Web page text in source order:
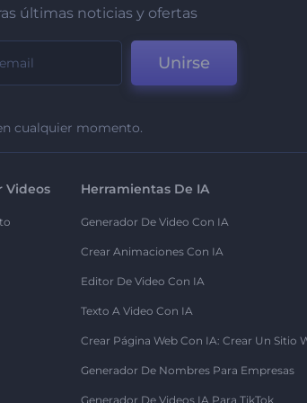
últimas noticias y ofertas
Unirse
cualquier momento.
Videos Herramientas De IA
Generador De Video Con IA
Crear Animaciones Con IA
Editor De Video Con IA
Texto A Video Con IA
Crear Página Web Con IA: Crear Un Sitio
Generador De Nombres Para Empresas
Generador De Videos IA Para TikTok